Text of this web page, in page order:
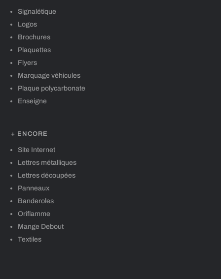
Signalétique
Logos
Brochures
Plaquettes
Flyers
Marquage véhicules
Plaque polycarbonate
Enseigne
+ ENCORE
Site Internet
Lettres métalliques
Lettres découpées
Panneaux
Banderoles
Oriflamme
Mange Debout
Textiles